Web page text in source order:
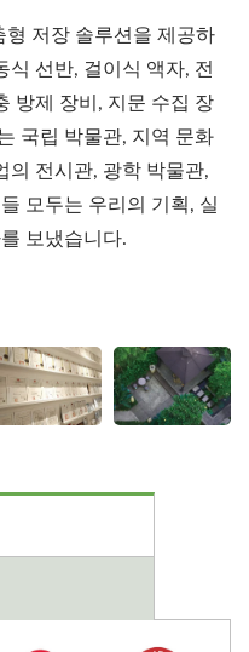
형 저장 솔루션을 제공하
식 선반, 걸이식 액자, 전
방제 장비, 지문 수집 장
국립 박물관, 지역 문화
의 전시관, 광학 박물관,
모두는 우리의 기획, 실
보냈습니다.